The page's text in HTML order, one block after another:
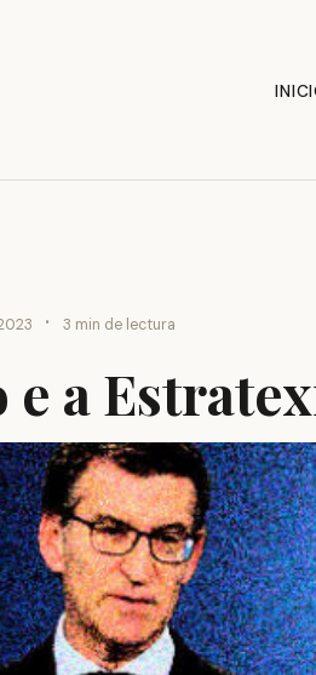
· 3 min de lectura
e a